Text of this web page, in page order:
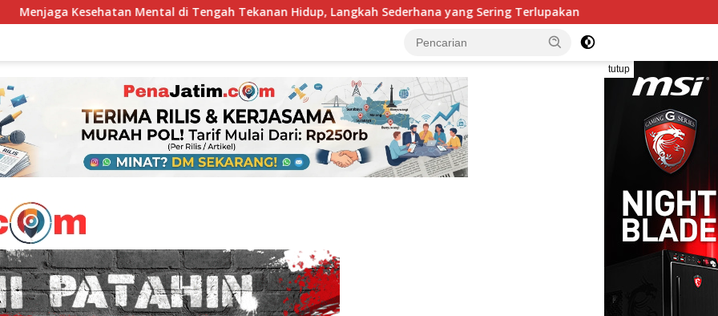
di Tengah Tekanan Hidup, Langkah Sederhana yang Sering Terlupakan Bantah “Tangkap Lepas”, Kapolsek
tutup